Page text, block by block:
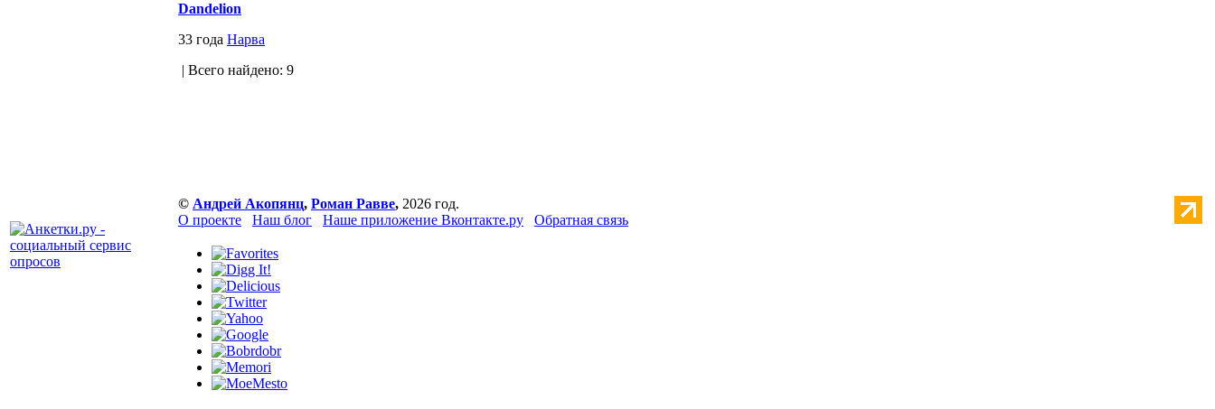
Dandelion
33 года Нарва
| Всего найдено: 9
© Андрей Акопянц, Роман Равве, 2026 год.
О проекте
Наш блог Наше приложение Вконтакте.ру Обратная связь